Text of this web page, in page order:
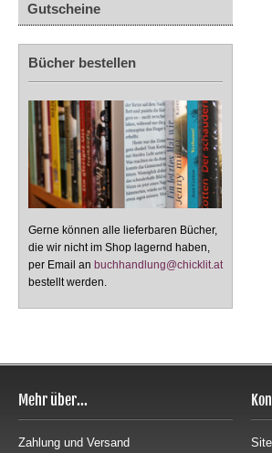
Gutscheine
Bücher bestellen
Gerne können alle lieferbaren Bücher,
die wir nicht im Shop lagernd haben,
per Email an buchhandlung@chicklit.at
bestellt werden.
Mehr über...
Zahlung und Versand